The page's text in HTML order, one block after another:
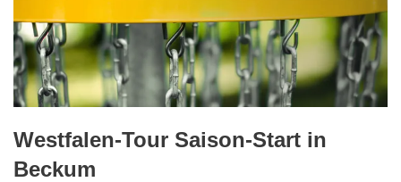
Westfalen-Tour Saison-Start in
Beckum